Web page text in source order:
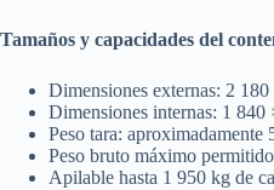
Tamaños y capacidades del
Dimensiones externas: 2
Dimensiones internas: 1
Peso tara: aproximadamente
Peso bruto máximo
Apilable hasta 1 950 kg de